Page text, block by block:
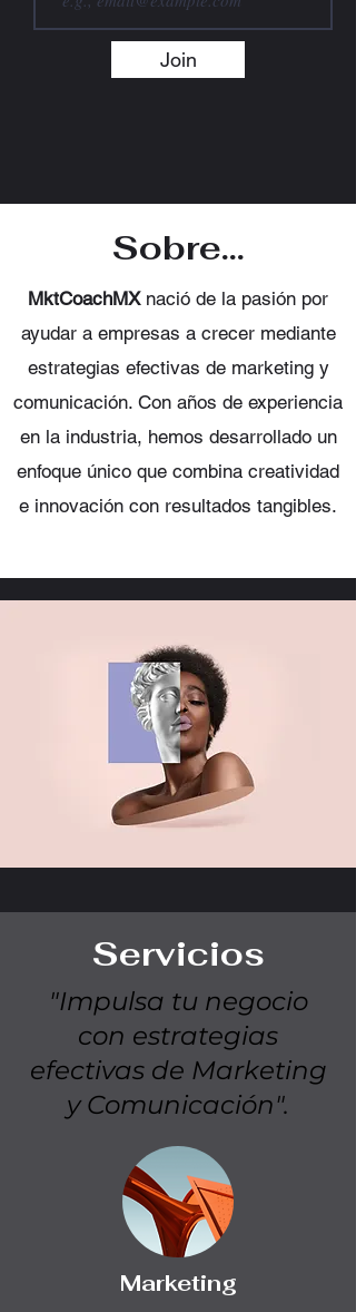
Join
Sobre...
MktCoachMX nació de la pasión por
ayudar a empresas a crecer mediante
estrategias efectivas de marketing y
comunicación. Con años de experiencia
en la industria, hemos desarrollado un
enfoque único que combina creatividad
e innovación con resultados tangibles.
Servicios
"Impulsa tu negocio
con estrategias
efectivas de Marketing
y Comunicación".
Marketing